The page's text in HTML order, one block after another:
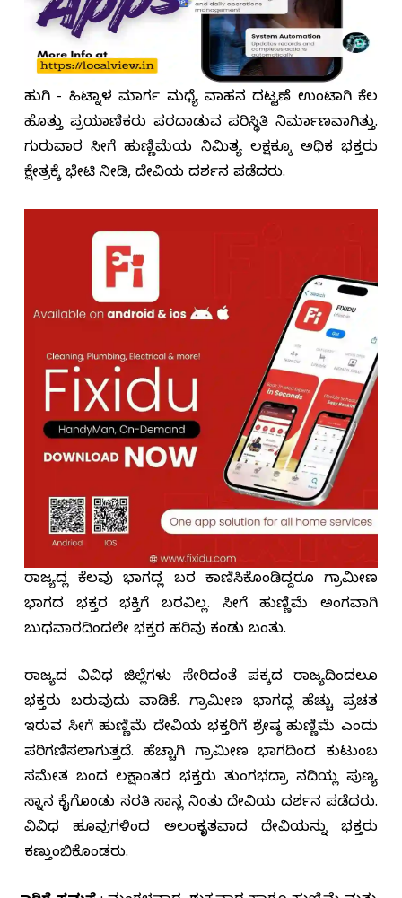
ಹುಲಿಗಿ - ಹಿಟ್ನಾಳ ಮಾರ್ಗ ಮಧ್ಯೆ ವಾಹನ ದಟ್ಟಣೆ ಉಂಟಾಗಿ ಕೆಲ
ಹೊತ್ತು ಪ್ರಯಾಣಿಕರು ಪರದಾಡುವ ಪರಿಸ್ಥಿತಿ ನಿರ್ಮಾಣವಾಗಿತ್ತು.
ಗುರುವಾರ ಸೀಗೆ ಹುಣ್ಣಿಮೆಯ ನಿಮಿತ್ಯ ಲಕ್ಷಕ್ಕೂ ಅಧಿಕ ಭಕ್ತರು
ಕ್ಷೇತ್ರಕ್ಕೆ ಭೇಟಿ ನೀಡಿ, ದೇವಿಯ ದರ್ಶನ ಪಡೆದರು.
ರಾಜ್ಯದಲ್ಲಿ ಕೆಲವು ಭಾಗದಲ್ಲಿ ಬರ ಕಾಣಿಸಿಕೊಂಡಿದ್ದರೂ ಗ್ರಾಮೀಣ
ಭಾಗದ ಭಕ್ತರ ಭಕ್ತಿಗೆ ಬರವಿಲ್ಲ. ಸೀಗೆ ಹುಣ್ಣಿಮೆ ಅಂಗವಾಗಿ
ಬುಧವಾರದಿಂದಲೇ ಭಕ್ತರ ಹರಿವು ಕಂಡು ಬಂತು.
ರಾಜ್ಯದ ವಿವಿಧ ಜಿಲ್ಲೆಗಳು ಸೇರಿದಂತೆ ಪಕ್ಕದ ರಾಜ್ಯದಿಂದಲೂ
ಭಕ್ತರು ಬರುವುದು ವಾಡಿಕೆ. ಗ್ರಾಮೀಣ ಭಾಗದಲ್ಲಿ ಹೆಚ್ಚು ಪ್ರಚಲಿತ
ಇರುವ ಸೀಗೆ ಹುಣ್ಣಿಮೆ ದೇವಿಯ ಭಕ್ತರಿಗೆ ಶ್ರೇಷ್ಠ ಹುಣ್ಣಿಮೆ ಎಂದು
ಪರಿಗಣಿಸಲಾಗುತ್ತದೆ. ಹೆಚ್ಚಾಗಿ ಗ್ರಾಮೀಣ ಭಾಗದಿಂದ ಕುಟುಂಬ
ಸಮೇತ ಬಂದ ಲಕ್ಷಾಂತರ ಭಕ್ತರು ತುಂಗಭದ್ರಾ ನದಿಯಲ್ಲಿ ಪುಣ್ಯ
ಸ್ನಾನ ಕೈಗೊಂಡು ಸರತಿ ಸಾಲಿನಲ್ಲಿ ನಿಂತು ದೇವಿಯ ದರ್ಶನ ಪಡೆದರು.
ವಿವಿಧ ಹೂವುಗಳಿಂದ ಅಲಂಕೃತವಾದ ದೇವಿಯನ್ನು ಭಕ್ತರು
ಕಣ್ತುಂಬಿಕೊಂಡರು.